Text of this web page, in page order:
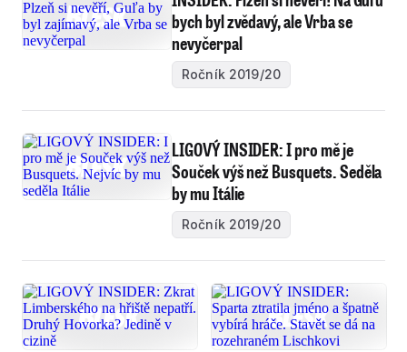
bych byl zvědavý, ale Vrba se
nevyčerpal
Ročník 2019/20
LIGOVÝ INSIDER: I pro mě je
Souček výš než Busquets. Seděla
by mu Itálie
Ročník 2019/20